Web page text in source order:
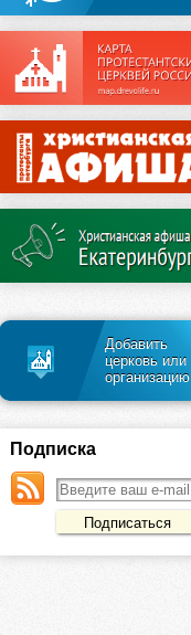
Добавить
церковь или
организацию
Подписка